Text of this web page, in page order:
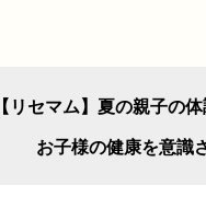
【リセマム】夏の親子の
お子様の健康を意識